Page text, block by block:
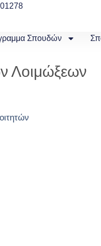
Σπουδών
Λοιμώξεων